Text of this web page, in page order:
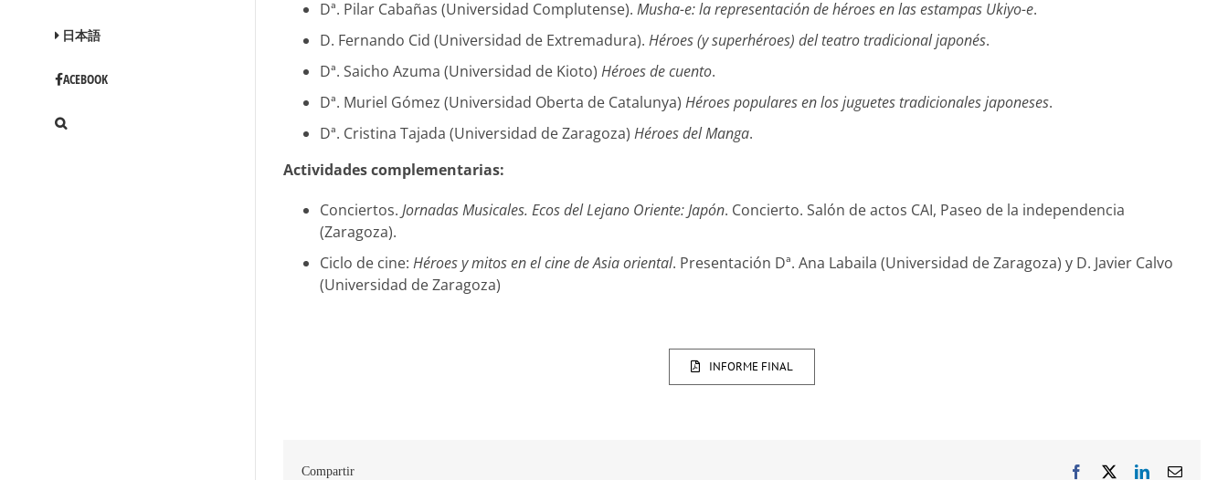
日本語
ACEBOOK
Dª. Pilar Cabañas (Universidad Complutense). Musha-e: la representación de héroes en las estampas Ukiyo-e.
D. Fernando Cid (Universidad de Extremadura). Héroes (y superhéroes) del teatro tradicional japonés.
Dª. Saicho Azuma (Universidad de Kioto) Héroes de cuento.
Dª. Muriel Gómez (Universidad Oberta de Catalunya) Héroes populares en los juguetes tradicionales japoneses.
Dª. Cristina Tajada (Universidad de Zaragoza) Héroes del Manga.
Actividades complementarias:
Conciertos. Jornadas Musicales. Ecos del Lejano Oriente: Japón. Concierto. Salón de actos CAI, Paseo de la independencia
(Zaragoza).
Ciclo de cine: Héroes y mitos en el cine de Asia oriental. Presentación Dª. Ana Labaila (Universidad de Zaragoza) y D. Javier Calvo
(Universidad de Zaragoza)
INFORME FINAL
Compartir Facebook LinkedInCorreo